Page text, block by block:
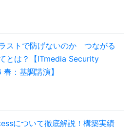
ストで防げないのか つながる
とは？【ITmedia Security
：基調講演】
について徹底解説！構築実績